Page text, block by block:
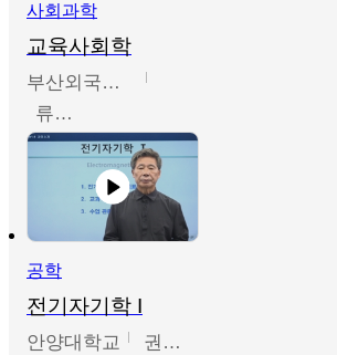
사회과학
교육사회학
부산외국어대학교
류영철
공학
전기자기학 I
안양대학교 권원현